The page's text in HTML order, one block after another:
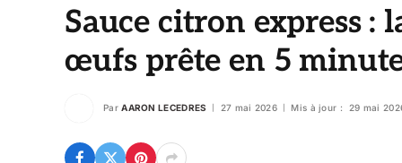
Sauce citron express :
œufs prête en 5
Par AARON LECEDRES 27 mai 2026 Mis à jour : 29 mai